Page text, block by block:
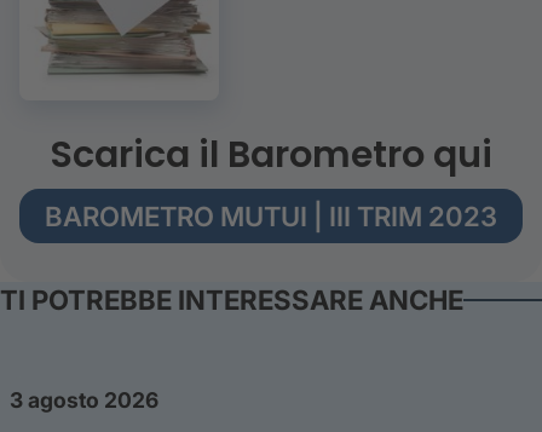
Scarica il Barometro qui
BAROMETRO MUTUI | III TRIM 2023
TI POTREBBE INTERESSARE ANCHE
3 agosto 2026